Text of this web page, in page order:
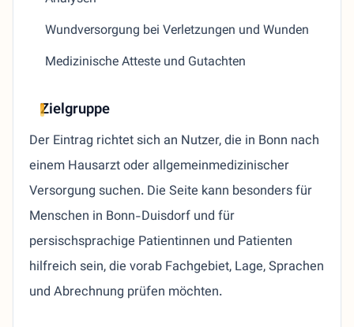
Wundversorgung bei Verletzungen und Wunden
Medizinische Atteste und Gutachten
Zielgruppe
Der Eintrag richtet sich an Nutzer, die in Bonn nach
einem Hausarzt oder allgemeinmedizinischer
Versorgung suchen. Die Seite kann besonders für
Menschen in Bonn-Duisdorf und für
persischsprachige Patientinnen und Patienten
hilfreich sein, die vorab Fachgebiet, Lage, Sprachen
und Abrechnung prüfen möchten.